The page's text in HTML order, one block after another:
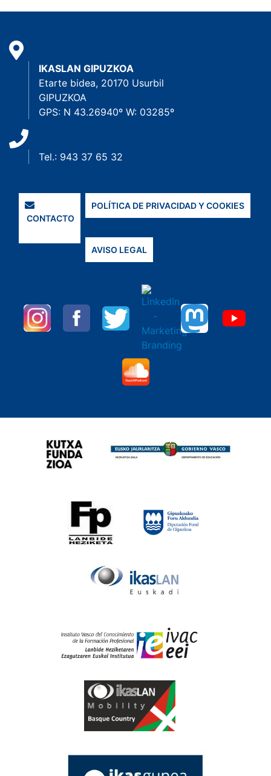
IKASLAN GIPUZKOA
Etarte bidea, 20170 Usurbil
GIPUZKOA
GPS: N 43.26940º W: 03285º
Tel.: 943 37 65 32
CONTACTO
POLÍTICA DE PRIVACIDAD Y COOKIES
AVISO LEGAL